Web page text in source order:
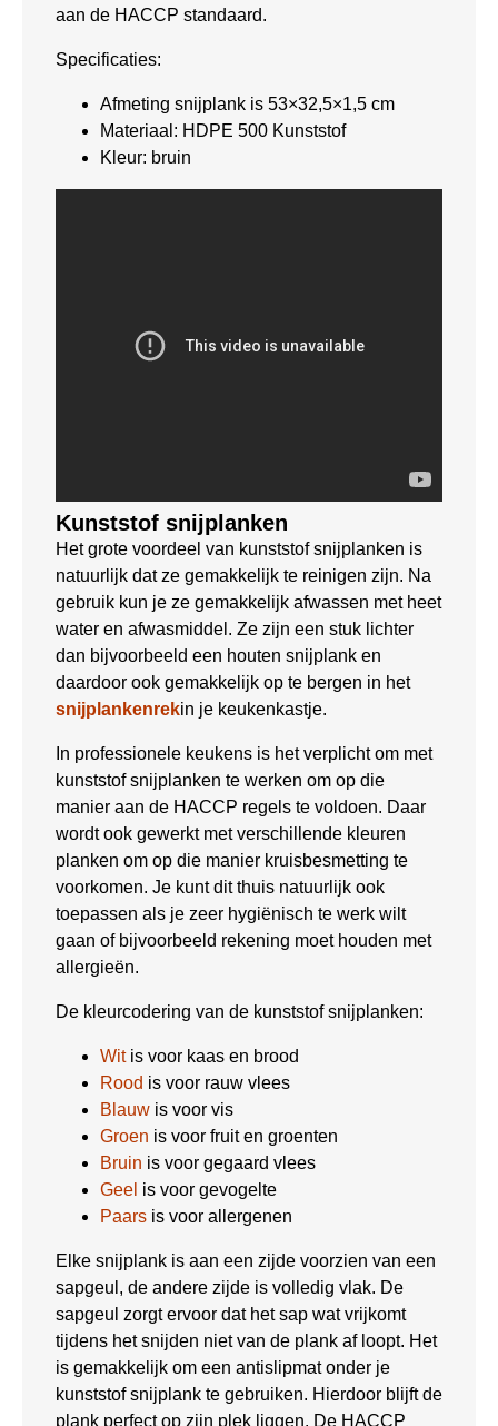
aan de HACCP standaard.
Specificaties:
Afmeting snijplank is 53×32,5×1,5 cm
Materiaal: HDPE 500 Kunststof
Kleur: bruin
Kunststof snijplanken
Het grote voordeel van kunststof snijplanken is
natuurlijk dat ze gemakkelijk te reinigen zijn. Na
gebruik kun je ze gemakkelijk afwassen met heet
water en afwasmiddel. Ze zijn een stuk lichter
dan bijvoorbeeld een houten snijplank en
daardoor ook gemakkelijk op te bergen in het
snijplankenrekin je keukenkastje.
In professionele keukens is het verplicht om met
kunststof snijplanken te werken om op die
manier aan de HACCP regels te voldoen. Daar
wordt ook gewerkt met verschillende kleuren
planken om op die manier kruisbesmetting te
voorkomen. Je kunt dit thuis natuurlijk ook
toepassen als je zeer hygiënisch te werk wilt
gaan of bijvoorbeeld rekening moet houden met
allergieën.
De kleurcodering van de kunststof snijplanken:
Witis voor kaas en brood
Rood is voor rauw vlees
Blauw is voor vis
Groen is voor fruit en groenten
Bruin is voor gegaard vlees
Geel is voor gevogelte
Paars is voor allergenen
Elke snijplank is aan een zijde voorzien van een
sapgeul, de andere zijde is volledig vlak. De
sapgeul zorgt ervoor dat het sap wat vrijkomt
tijdens het snijden niet van de plank af loopt. Het
is gemakkelijk om een antislipmat onder je
kunststof snijplank te gebruiken. Hierdoor blijft de
plank perfect op zijn plek liggen. De HACCP